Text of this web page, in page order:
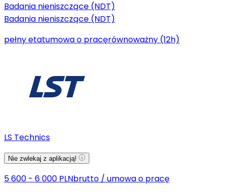
Badania nieniszczące (NDT)
Badania nieniszczące (NDT)
pełny etatumowa o pracęrównoważny (12h)
LS Technics
Nie zwlekaj z aplikacją!
5 600 - 6 000 PLNbrutto / umowa o pracę